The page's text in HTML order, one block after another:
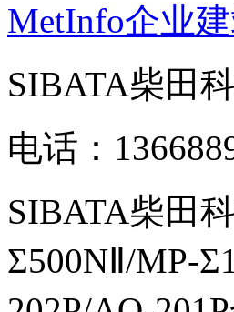
MetInfo企业
SIBATA柴田
电话：
SIBATA柴田
Σ500NⅡ/MP-